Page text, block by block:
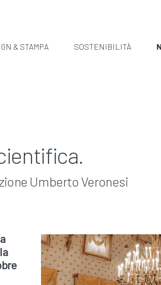
& STAMPA SOSTENIBILITÀ
Umberto Veronesi